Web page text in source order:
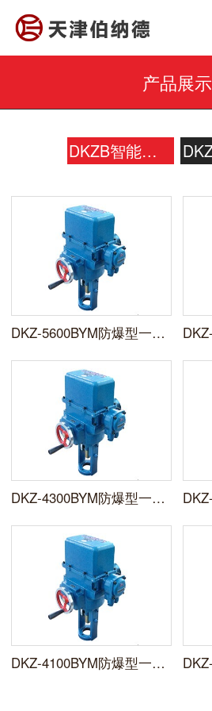
产品展示
DKZB智能一体化电动执行器
DKZ-5600BYM防爆型一体化电动执行器
DKZ-4300BYM防爆型一体化电动执行机构
DKZ-4100BYM防爆型一体化电动执行机构